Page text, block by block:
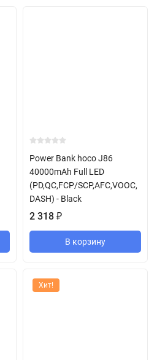
Power Bank hoco J86
40000mAh Full LED
(PD,QC,FCP/SCP,AFC,VOOC,
DASH) - Black
2 318 ₽
В корзину
Хит!